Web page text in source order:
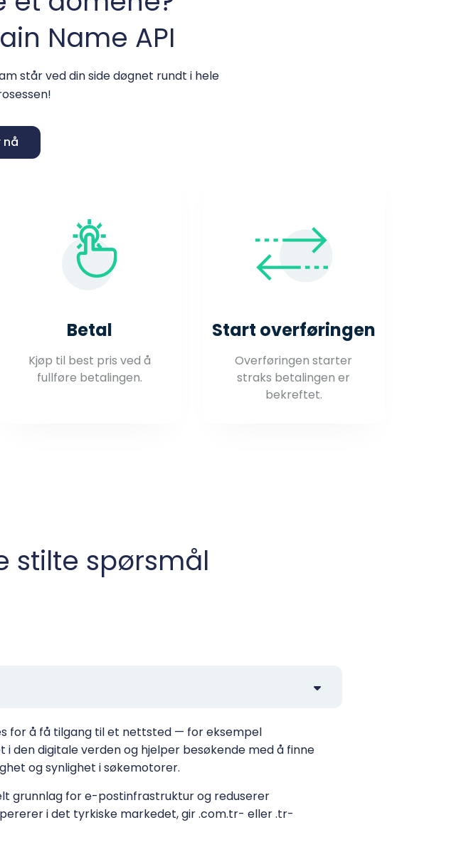
Name API
står ved din side døgnet rundt i hele
nå
Betal
Kjøp til best pris ved å
fullføre betalingen.
Start overføringen
Overføringen starter
straks betalingen er
bekreftet.
stilte spørsmål
for å få tilgang til et nettsted — for eksempel
digitale verden og hjelper besøkende med å finne
og synlighet i søkemotorer.
grunnlag for e-postinfrastruktur og reduserer
i det tyrkiske markedet, gir .com.tr- eller .tr-